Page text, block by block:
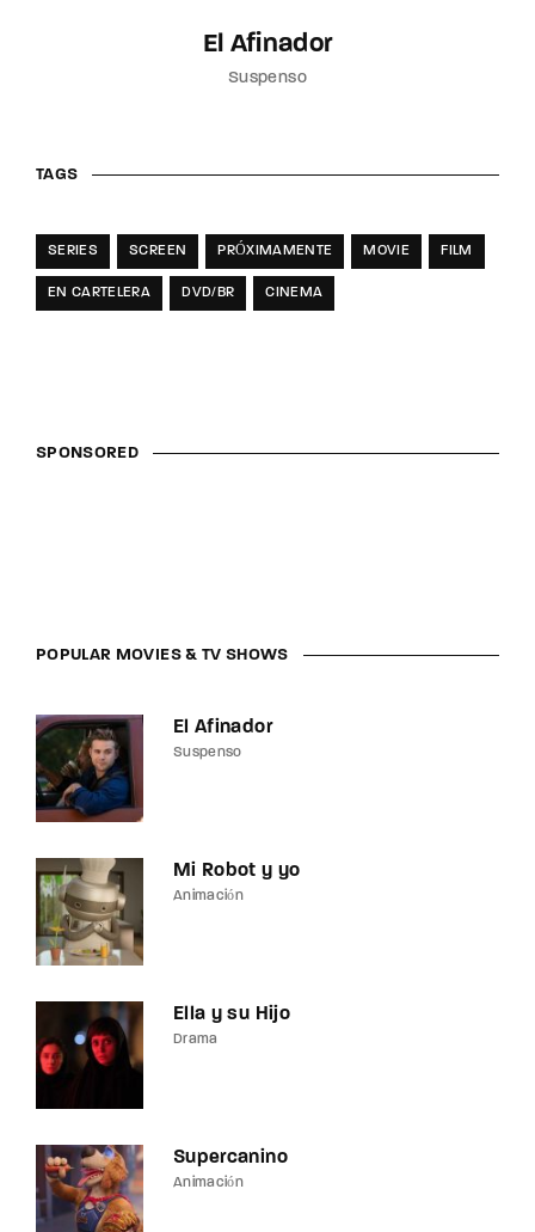
El Afinador
Suspenso
TAGS
SERIES SCREEN PRÓXIMAMENTE MOVIE FILM
EN CARTELERA DVD/BR CINEMA
SPONSORED
POPULAR MOVIES & TV SHOWS
El Afinador
Suspenso
Mi Robot y yo
Animación
Ella y su Hijo
Drama
Supercanino
Animación